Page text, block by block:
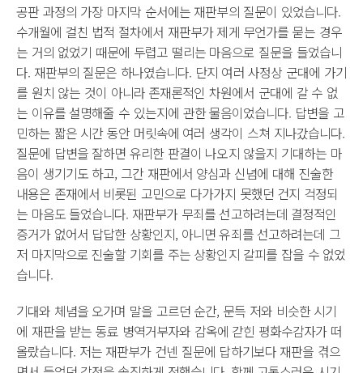
공판 과정의 가장 마지막 순서에는 재판부의 질문이 있었습니다.
수개월에 걸친 법적 절차에서 재판부가 제게 무언가를 묻는 경우
는 거의 없었기 때문에 두렵고 떨리는 마음으로 질문을 들었습니
다. 재판부의 질문은 하나였습니다. 단지 여러 사정상 군대에 가기
를 원치 않는 것이 아니라 존재론적인 차원에서 군대에 갈 수 없
는 이유를 설명해줄 수 있는지에 관한 물음이었습니다. 답변을 고
민하는 짧은 시간 동안 머릿속에 여러 생각이 스쳐 지나갔습니다.
질문에 답변을 잘하면 유리한 판결이 나오지 않을지 기대하는 마
음이 생기기도 하고, 그간 재판에서 양심과 신념에 대해 진술한
내용은 존재에서 비롯된 고민으로 다가가지 못했던 건지 걱정되
는 마음도 들었습니다. 재판부가 무죄를 선고하려는데 결정적인
증거가 없어서 답답한 상황인지, 아니면 유죄를 선고하려는데 그
저 마지막으로 진술할 기회를 주는 상황인지 갈피를 잡을 수 없었
습니다.
기대와 체념을 오가며 말을 고르던 순간, 문득 저와 비슷한 시기
에 재판을 받는 동료 병역거부자와 감옥에 갇힌 평화수감자가 떠
올랐습니다. 저는 재판부가 건넨 질문에 답하기보다 재판을 겪으